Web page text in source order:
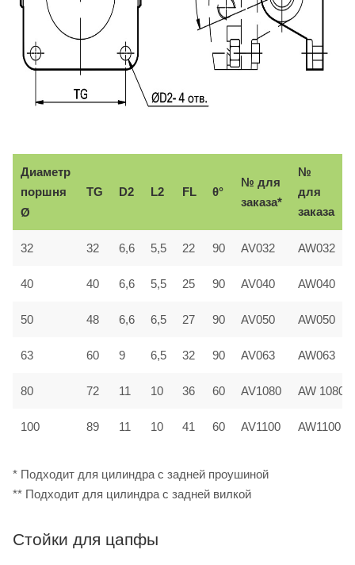
Диаметр
поршня
Ø
TG D2 L2 FL θ°
№ для
заказа*
№
для
заказа
32 32 6,6 5,5 22 90 AV032 AW032
40 40 6,6 5,5 25 90 AV040 AW040
50 48 6,6 6,5 27 90 AV050 AW050
63 60 9 6,5 32 90 AV063 AW063
80 72 11 10 36 60 AV1080 AW 1080
100 89 11 10 41 60 AV1100 AW1100
* Подходит для цилиндра с задней проушиной
** Подходит для цилиндра с задней вилкой
Стойки для цапфы